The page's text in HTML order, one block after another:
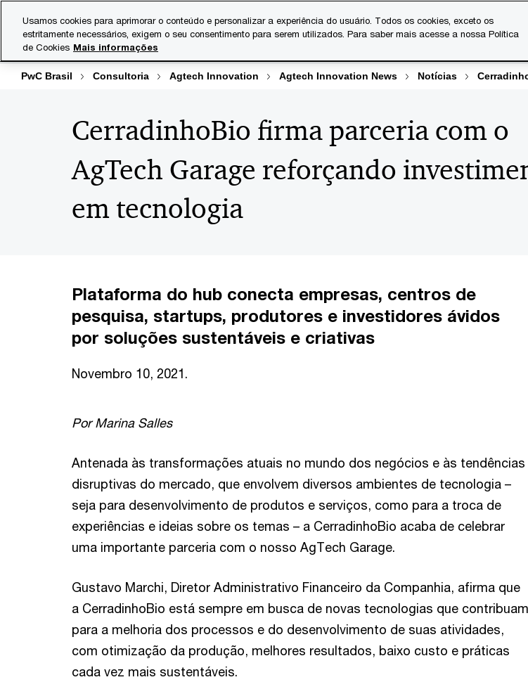
content
footer
Serviços
PwC Brasil Consultoria Agtech Innovation Agtech Innovation News Notícias
CerradinhoBio firma parceria com o
AgTech Garage reforçando
em tecnologia
Plataforma do hub conecta empresas, centros de
pesquisa, startups, produtores e investidores ávidos
por soluções sustentáveis e criativas
Novembro 10, 2021.
Por Marina Salles
Antenada às transformações atuais no mundo dos negócios e às tendências
disruptivas do mercado, que envolvem diversos ambientes de tecnologia –
seja para desenvolvimento de produtos e serviços, como para a troca de
experiências e ideias sobre os temas – a CerradinhoBio acaba de celebrar
uma importante parceria com o nosso AgTech Garage.
Gustavo Marchi, Diretor Administrativo Financeiro da Companhia, afirma que
a CerradinhoBio está sempre em busca de novas tecnologias que contribuam
para a melhoria dos processos e do desenvolvimento de suas atividades,
com otimização da produção, melhores resultados, baixo custo e práticas
cada vez mais sustentáveis.
Usamos cookies para aprimorar o conteúdo e personalizar a experiência do usuário. Todos os cookies, exceto os
estritamente necessários, exigem o seu consentimento para serem utilizados. Para saber mais acesse a nossa Política
de Cookies Mais informações